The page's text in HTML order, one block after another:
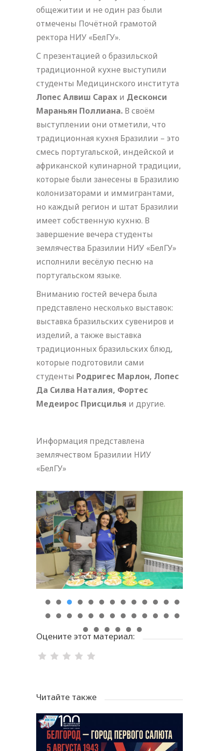
общежитии и не один раз были
отмечены Почётной грамотой
ректора НИУ «БелГУ».
С презентацией о бразильской
традиционной кухне выступили
студенты Медицинского института
Лопес Алвиш Сарах и Десконси
Мараньян Поллиана. В своём
выступлении они отметили, что
традиционная кухня Бразилии – это
смесь португальской, индейской и
африканской кулинарной традиции,
которые были занесены в Бразилию
колонизаторами и иммигрантами,
но каждый регион и штат Бразилии
имеет собственную кухню. В
завершение вечера студенты
землячества Бразилии НИУ «БелГУ»
исполнили весёлую песню на
португальском языке.
Вниманию гостей вечера была
представлено несколько выставок:
выставка бразильских сувениров и
изделий, а также выставка
традиционных бразильских блюд,
которые подготовили сами
студенты Родригес Марлон, Лопес
Да Силва Наталия, Фортес
Медеирос Присцилья и другие.
Информация представлена
землячеством Бразилии НИУ
«БелГУ»
Оцените этот материал:
Читайте также